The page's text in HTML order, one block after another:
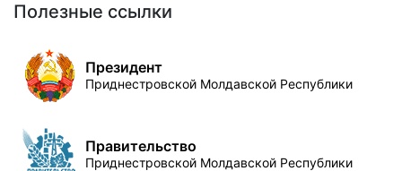
Полезные ссылки
Президент
Приднестровской Молдавской Республики
Правительство
Приднестровской Молдавской Республики